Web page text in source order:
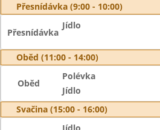
Přesnídávka (9:00 - 10:00)
Přesnídávka
Jídlo
Oběd (11:00 - 14:00)
Oběd
Polévka
Jídlo
Svačina (15:00 - 16:00)